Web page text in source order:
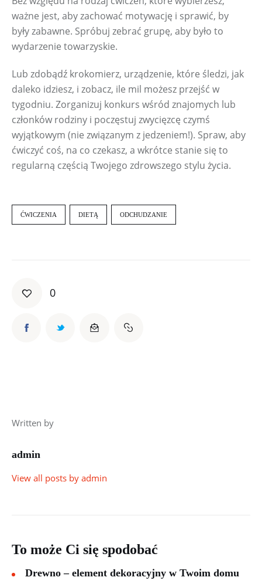
ważne jest, aby zachować motywację i sprawić, by
były zabawne. Spróbuj zebrać grupę, aby było to
wydarzenie towarzyskie.
Lub zdobądź krokomierz, urządzenie, które śledzi, jak
daleko idziesz, i zobacz, ile mil możesz przejść w
tygodniu. Zorganizuj konkurs wśród znajomych lub
członków rodziny i poczęstuj zwycięzcę czymś
wyjątkowym (nie związanym z jedzeniem!). Spraw, aby
ćwiczyć coś, na co czekasz, a wkrótce stanie się to
regularną częścią Twojego zdrowszego stylu życia.
ĆWICZENIA DIETĄ ODCHUDZANIE
0
Written by
admin
View all posts by admin
To może Ci się spodobać
Drewno – element dekoracyjny w Twoim domu